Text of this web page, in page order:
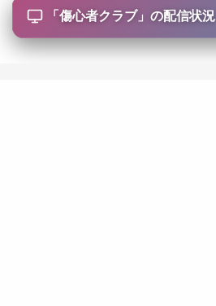
「 傷心者クラブ」の配信状況